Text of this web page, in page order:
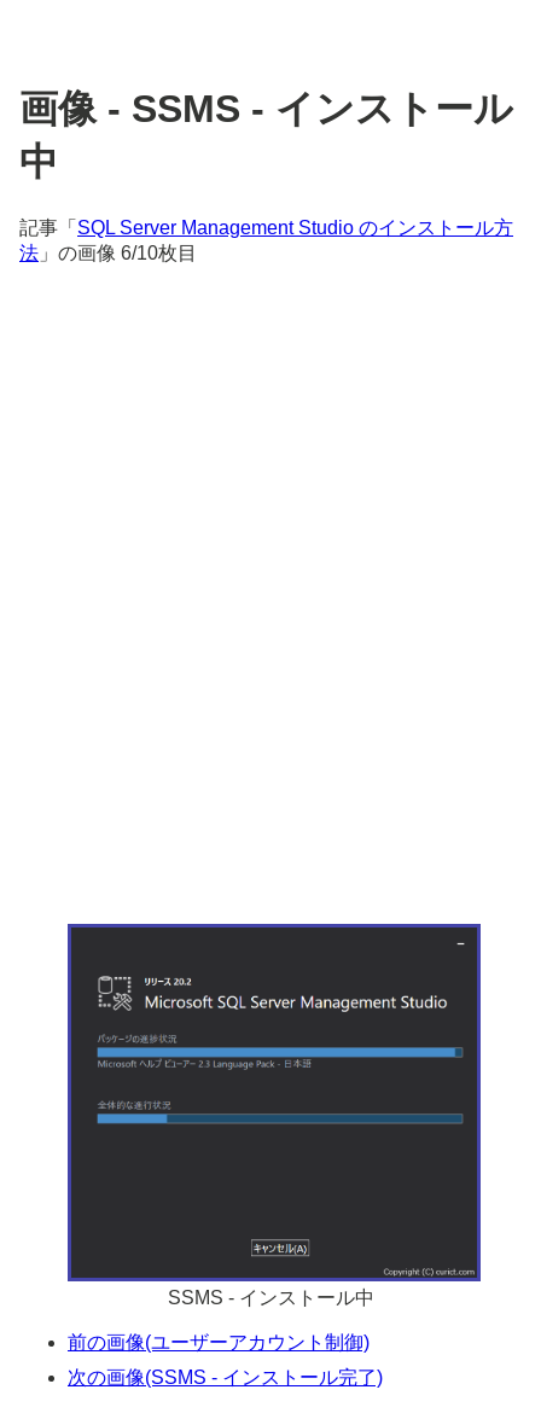
画像 - SSMS - インストール
中
記事「 SQL Server Management Studio のインストール方
法 」の画像 6/10枚目
SSMS - インストール中
前の画像(ユーザーアカウント制御)
次の画像(SSMS - インストール完了)